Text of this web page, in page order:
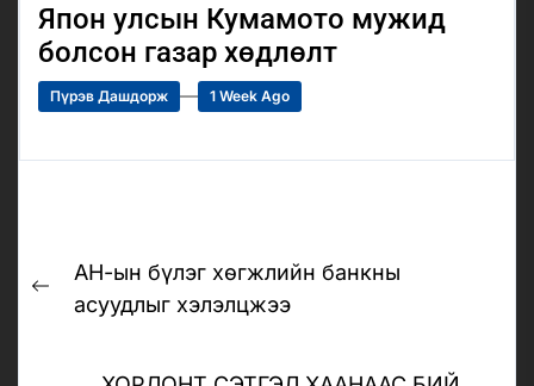
Япон улсын Кумамото мужид
болсон газар хөдлөлт
Пүрэв Дашдорж 1 Week Ago
navigation
Previous
АН-ын бүлэг хөгжлийн банкны
асуудлыг хэлэлцжээ